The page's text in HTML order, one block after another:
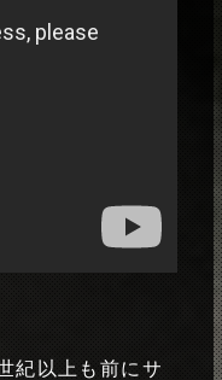
紀以上も前にサ